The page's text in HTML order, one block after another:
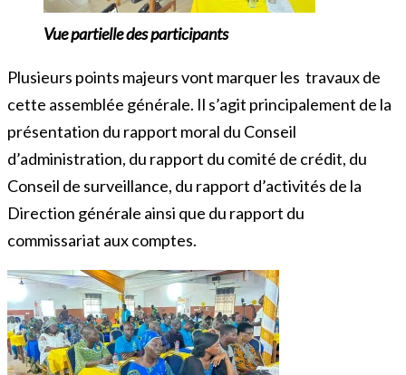
Vue partielle des participants
Plusieurs points majeurs vont marquer les travaux de
cette assemblée générale. Il s’agit principalement de la
présentation du rapport moral du Conseil
d’administration, du rapport du comité de crédit, du
Conseil de surveillance, du rapport d’activités de la
Direction générale ainsi que du rapport du
commissariat aux comptes.